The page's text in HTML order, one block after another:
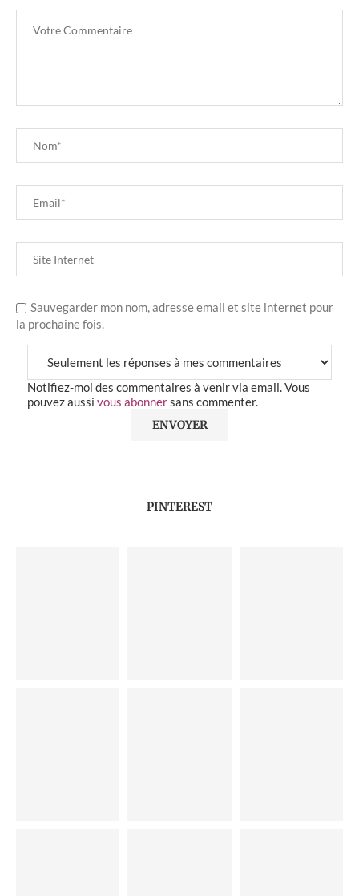
Sauvegarder mon nom, adresse email et site internet pour
la prochaine fois.
Notifiez-moi des commentaires à venir via email. Vous
pouvez aussi vous abonnersans commenter.
PINTEREST